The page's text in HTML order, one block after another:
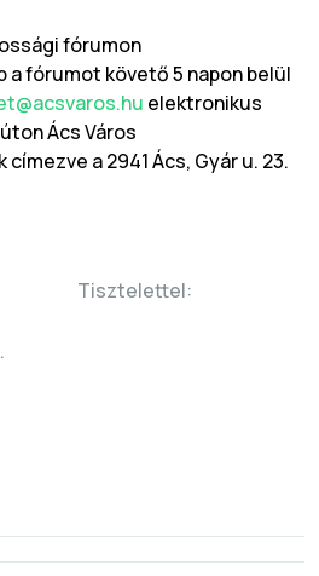
fórumon
a fórumot követő 5 napon belül
elektronikus
Ács Város
a 2941 Ács, Gyár u. 23.
Tisztelettel: